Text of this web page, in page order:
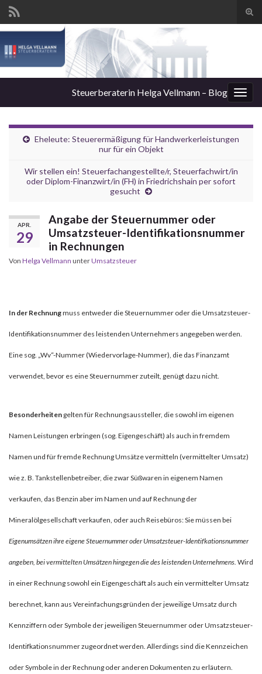
Steuerberaterin Helga Vellmann – Blog
Eheleute: Steuerermäßigung für Handwerkerleistungen
nur für ein Objekt
Wir stellen ein! Steuerfachangestellte/r, Steuerfachwirt/in
oder Diplom-Finanzwirt/in (FH) in Friedrichshain per sofort
gesucht
APR.
29
Angabe der Steuernummer oder
Umsatzsteuer-Identifikationsnummer
in Rechnungen
Von Helga Vellmann unterUmsatzsteuer
In der Rechnungmuss entweder die Steuernummer oder die Umsatzsteuer-
Identifikationsnummer des leistenden Unternehmers angegeben werden.
Eine sog. „Wv“-Nummer (Wiedervorlage-Nummer), die das Finanzamt
verwendet, bevor es eine Steuernummer zuteilt, genügt dazu nicht.
Besonderheiten gelten für Rechnungsaussteller, die sowohl im eigenen
Namen Leistungen erbringen (sog. Eigengeschäft) als auch in fremdem
Namen und für fremde Rechnung Umsätze vermitteln (vermittelter Umsatz)
wie z. B. Tankstellenbetreiber, die zwar Süßwaren in eigenem Namen
verkaufen, das Benzin aber im Namen und auf Rechnung der
Mineralölgesellschaft verkaufen, oder auch Reisebüros: Sie müssen bei
Eigenumsätzen ihre eigene Steuernummer oder Umsatzsteuer-Identifkationsnummer
angeben, bei vermittelten Umsätzen hingegen die des leistenden Unternehmens. Wird
in einer Rechnung sowohl ein Eigengeschäft als auch ein vermittelter Umsatz
berechnet, kann aus Vereinfachungsgründen der jeweilige Umsatz durch
Kennziffern oder Symbole der jeweiligen Steuernummer oder Umsatzsteuer-
Identifkationsnummer zugeordnet werden. Allerdings sind die Kennzeichen
oder Symbole in der Rechnung oder anderen Dokumenten zu erläutern.